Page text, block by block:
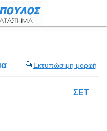
Εκτυπώσιμη μορφή
ΣΕΤ